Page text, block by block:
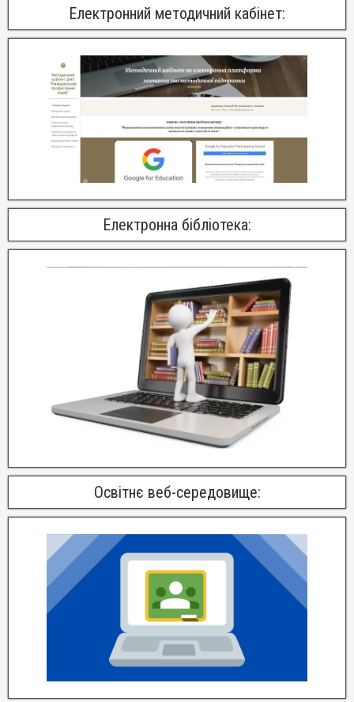
Електронний методичний кабінет:
Електронна бібліотека:
Освітнє веб-середовище: